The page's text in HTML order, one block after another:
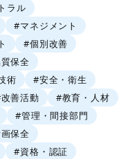
ラル
#マネジメント
#個別改善
保全
術
#安全・衛生
善活動
#教育・人材
#管理・間接部門
保全
#資格・認証